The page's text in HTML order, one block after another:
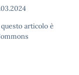
articolo è